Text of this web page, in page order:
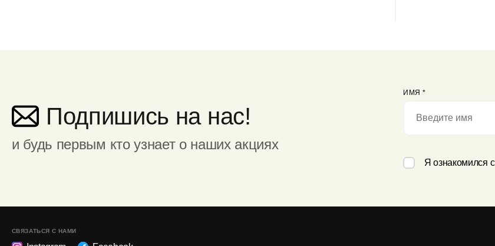
Подпишись на нас!
и будь первым кто узнает о наших акциях
ИМЯ *
Я ознакомился с
СВЯЗАТЬСЯ С НАМИ